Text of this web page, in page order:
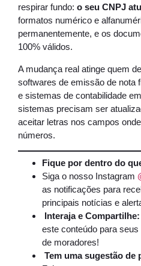
respirar fundo: o seu CNPJ
formatos numérico e
permanentemente, e os
100% válidos.
A mudança real atinge quem
softwares de emissão de nota
e sistemas de contabilidade
sistemas precisam ser
aceitar letras nos campos
números.
Fique por dentro do
Siga o nosso Instagram
as notificações para
principais notícias e
Interaja e Compartilhe:
este conteúdo para
de moradores!
Tem uma sugestão de